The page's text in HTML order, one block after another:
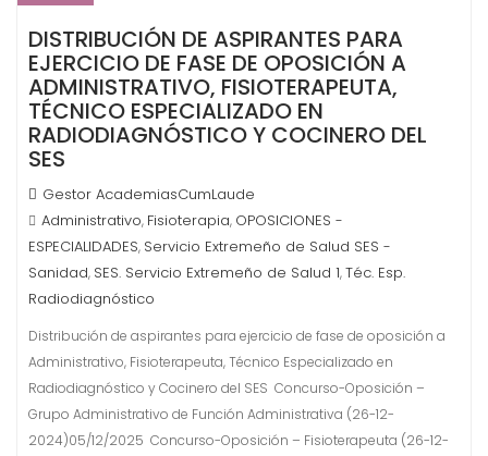
DISTRIBUCIÓN DE ASPIRANTES PARA
EJERCICIO DE FASE DE OPOSICIÓN A
ADMINISTRATIVO, FISIOTERAPEUTA,
TÉCNICO ESPECIALIZADO EN
RADIODIAGNÓSTICO Y COCINERO DEL
SES
Gestor AcademiasCumLaude
Administrativo, Fisioterapia, OPOSICIONES -
ESPECIALIDADES, Servicio Extremeño de Salud SES -
Sanidad, SES. Servicio Extremeño de Salud 1,Téc. Esp.
Radiodiagnóstico
Distribución de aspirantes para ejercicio de fase de oposición a
Administrativo, Fisioterapeuta, Técnico Especializado en
Radiodiagnóstico y Cocinero del SES Concurso-Oposición –
Grupo Administrativo de Función Administrativa (26-12-
2024)05/12/2025 Concurso-Oposición – Fisioterapeuta (26-12-